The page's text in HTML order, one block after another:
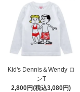
Kid's Dennis＆Wendy ロ
ンT
2,800円(税込3,080円)